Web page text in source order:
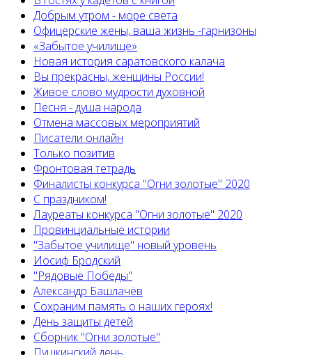
Добрым утром - море света
Офицерские жены, ваша жизнь -гарнизоны
«Забытое училище»
Новая история саратовского калача
Вы прекрасны, женщины России!
Живое слово мудрости духовной
Песня - душа народа
Отмена массовых мероприятий
Писатели онлайн
Только позитив
Фронтовая тетрадь
Финалисты конкурса "Огни золотые" 2020
С праздником!
Лауреаты конкурса "Огни золотые" 2020
Провинциальные истории
"Забытое училище" новый уровень
Иосиф Бродский
"Рядовые Победы"
Александр Башлачёв
Сохраним память о наших героях!
День защиты детей
Сборник "Огни золотые"